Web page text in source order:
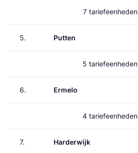
7 tariefeenheden
5. Putten
5 tariefeenheden
6. Ermelo
4 tariefeenheden
7. Harderwijk